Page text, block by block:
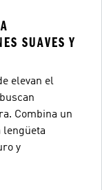
SUAVES Y
elevan el
Combina un
lengüeta
y